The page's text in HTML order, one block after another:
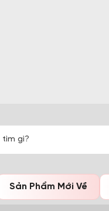
Sản Phẩm Mới Về